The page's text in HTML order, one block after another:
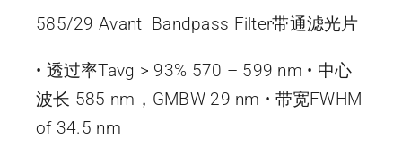
585/29 Avant Bandpass Filter带通滤光片
• 透过率Tavg > 93% 570 – 599 nm • 中心
波长 585 nm，GMBW 29 nm • 带宽FWHM
of 34.5 nm